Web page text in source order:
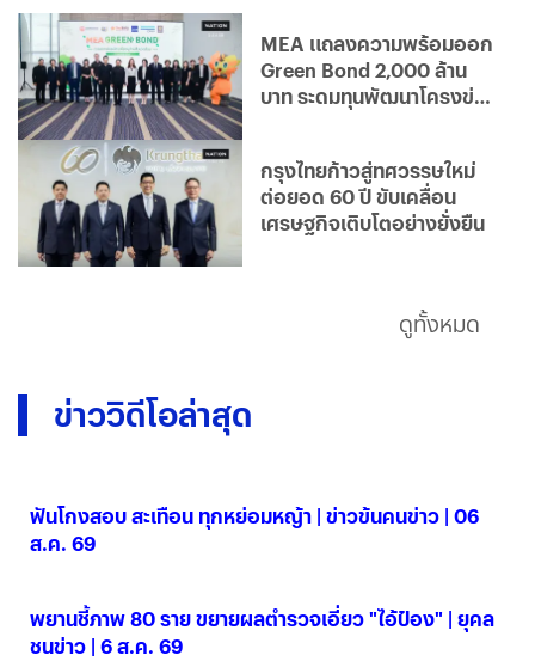
MEA แถลงความพร้อมออก
Green Bond 2,000 ล้าน
บาท ระดมทุนพัฒนาโครงข่าย
กรุงไทยก้าวสู่ทศวรรษใหม่
ต่อยอด 60 ปี ขับเคลื่อน
เศรษฐกิจเติบโตอย่างยั่งยืน
ดูทั้งหมด
ข่าววิดีโอล่าสุด
ฟันโกงสอบ สะเทือน ทุกหย่อมหญ้า | ข่าวข้นคนข่าว | 06
ส.ค. 69
พยานชี้ภาพ 80 ราย ขยายผลตำรวจเอี่ยว "ไอ้ป๋อง" | ยุคล
ชนข่าว | 6 ส.ค. 69